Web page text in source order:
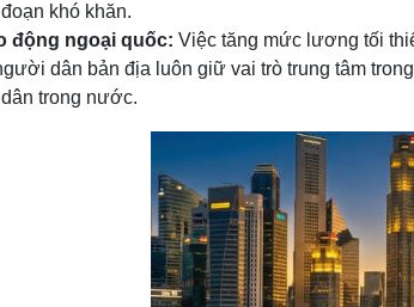
khó khăn.
động ngoại quốc: Việc tăng mức lương tối
dân bản địa luôn giữ vai trò trung tâm
trong nước.